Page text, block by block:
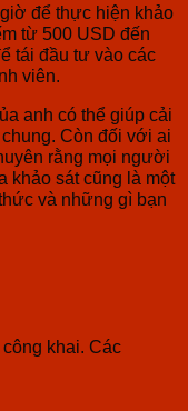
để thực hiện khảo
từ 500 USD đến
tái đầu tư vào các
viên.
anh có thể giúp cải
Còn đối với ai
rằng mọi người
khảo sát cũng là một
và những gì bạn
khai. Các